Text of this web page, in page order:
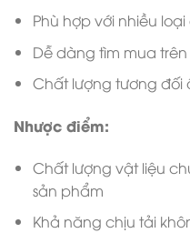
Phù hợp với nhiều
Dễ dàng tìm mua
Chất lượng tương đối
Nhược điểm:
Chất lượng vật liệu
sản phẩm
Khả năng chịu tải